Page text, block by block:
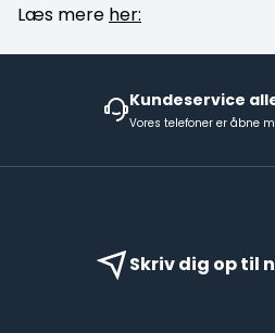
Læs mere her:
Kundeservice
Vores telefoner er åbne
Skriv dig op til